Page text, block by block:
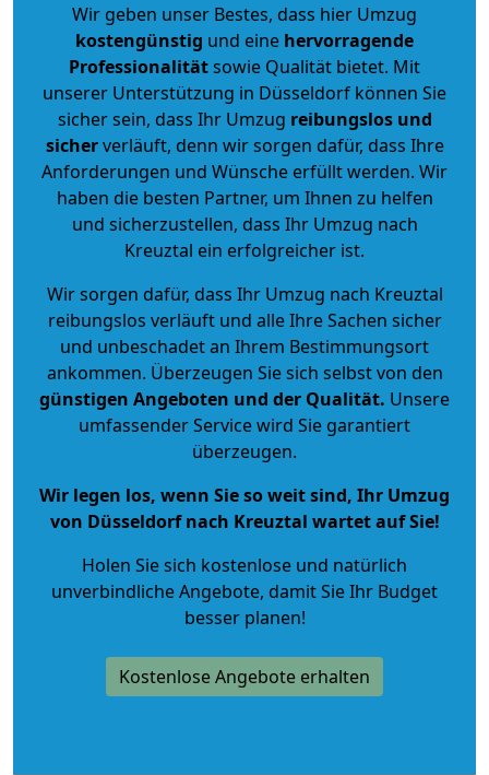
Wir geben unser Bestes, dass hier Umzug
kostengünstig und eine hervorragende
Professionalitätsowie Qualität bietet. Mit
unserer Unterstützung in Düsseldorf können Sie
sicher sein, dass Ihr Umzug reibungslos und
sicherverläuft, denn wir sorgen dafür, dass Ihre
Anforderungen und Wünsche erfüllt werden. Wir
haben die besten Partner, um Ihnen zu helfen
und sicherzustellen, dass Ihr Umzug nach
Kreuztal ein erfolgreicher ist.
Wir sorgen dafür, dass Ihr Umzug nach Kreuztal
reibungslos verläuft und alle Ihre Sachen sicher
und unbeschadet an Ihrem Bestimmungsort
ankommen. Überzeugen Sie sich selbst von den
günstigen Angeboten und der Qualität. Unsere
umfassender Service wird Sie garantiert
überzeugen.
Wir legen los, wenn Sie so weit sind, Ihr Umzug
von Düsseldorf nach Kreuztal wartet auf Sie!
Holen Sie sich kostenlose und natürlich
unverbindliche Angebote, damit Sie Ihr Budget
besser planen!
Kostenlose Angebote erhalten